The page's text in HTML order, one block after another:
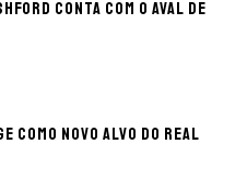
conta com o aval de
como novo alvo do Real